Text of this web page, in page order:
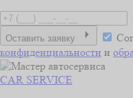
Оставить заявку
конфиденциальности и
CAR SERVICE